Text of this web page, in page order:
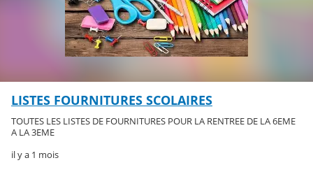
LISTES FOURNITURES SCOLAIRES
TOUTES LES LISTES DE FOURNITURES POUR LA RENTREE DE LA 6EME
A LA 3EME
il y a 1 mois